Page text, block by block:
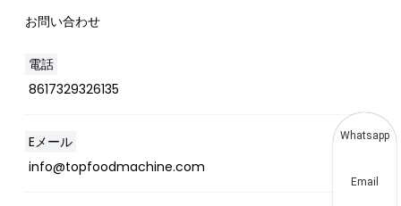
お問い合わせ
電話
8617329326135
Eメール
info@topfoodmachine.com
Whatsapp
Email